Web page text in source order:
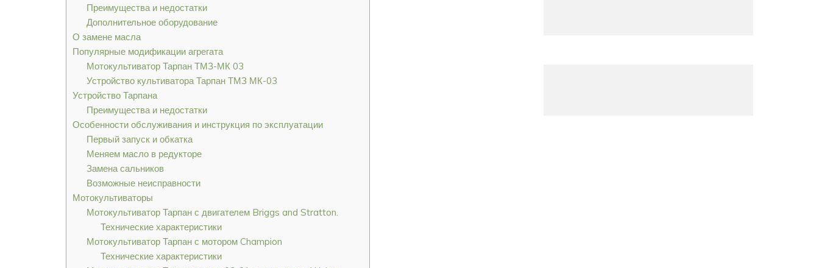
Преимущества и недостатки
Дополнительное оборудование
О замене масла
Популярные модификации агрегата
Мотокультиватор Тарпан ТМЗ-МК 03
Устройство культиватора Тарпан ТМЗ МК-03
Устройство Тарпана
Преимущества и недостатки
Особенности обслуживания и инструкция по эксплуатации
Первый запуск и обкатка
Меняем масло в редукторе
Замена сальников
Возможные неисправности
Мотокультиваторы
Мотокультиватор Тарпан с двигателем Briggs and Stratton.
Технические характеристики
Мотокультиватор Тарпан с мотором Champion
Технические характеристики